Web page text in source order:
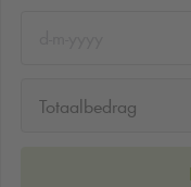
Totaalbedrag